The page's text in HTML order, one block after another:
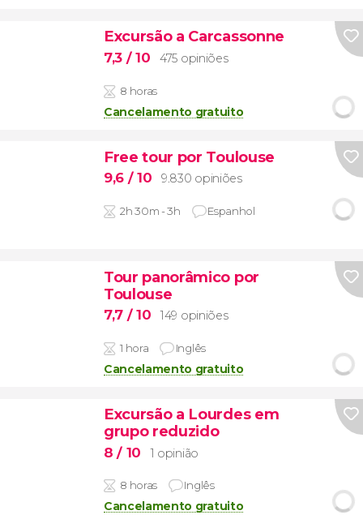
Excursão a Carcassonne
7,3 / 10 475 opiniões
8 horas
Cancelamento gratuito
Free tour por Toulouse
9,6 / 10 9.830 opiniões
2h 30m - 3h Espanhol
Tour panorâmico por
Toulouse
7,7 / 10 149 opiniões
1 hora Inglês
Cancelamento gratuito
Excursão a Lourdes em
grupo reduzido
8/ 10 1 opinião
8 horas Inglês
Cancelamento gratuito